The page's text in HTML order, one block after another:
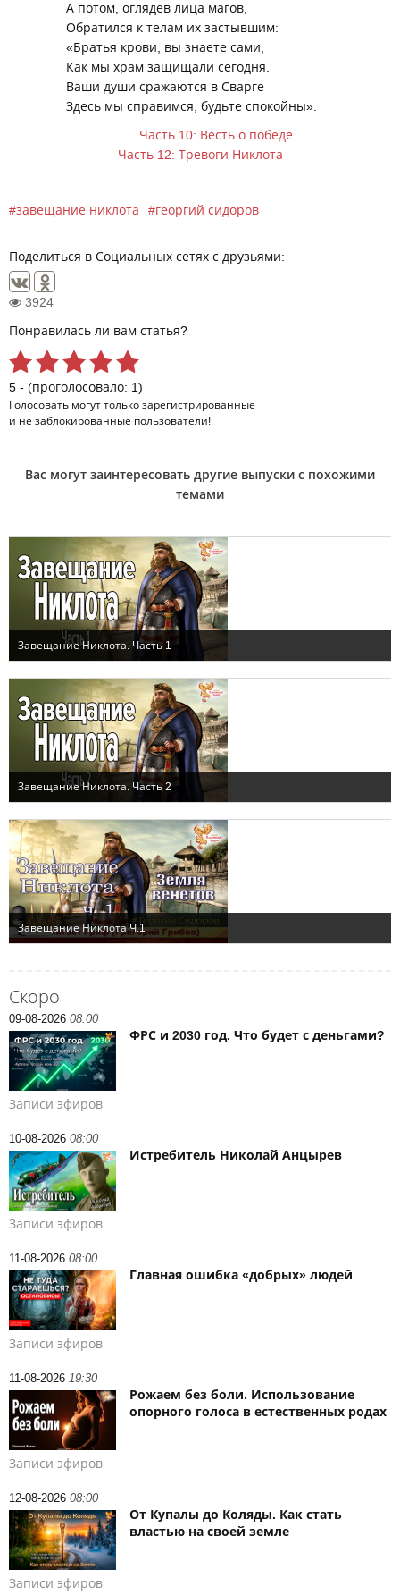
Скоро
09-08-2026 08:00
ФРС и 2030 год. Что будет с деньгами?
Записи эфиров
10-08-2026 08:00
Истребитель Николай Анцырев
Записи эфиров
11-08-2026 08:00
Главная ошибка «добрых» людей
Записи эфиров
11-08-2026 19:30
Рожаем без боли. Использование
опорного голоса в естественных родах
Записи эфиров
12-08-2026 08:00
От Купалы до Коляды. Как стать
властью на своей земле
Записи эфиров
А потом, оглядев лица магов,
Обратился к телам их застывшим:
«Братья крови, вы знаете сами,
Как мы храм защищали сегодня.
Ваши души сражаются в Сварге
Здесь мы справимся, будьте спокойны».
Часть 10: Весть о победе
Часть 12: Тревоги Никлота
завещание никлота георгий сидоров
Поделиться в Социальных сетях с друзьями:
3924
Понравилась ли вам статья?
5 - (проголосовало: 1)
Голосовать могут только зарегистрированные
и не заблокированные пользователи!
Вас могут заинтересовать другие выпуски с похожими
темами